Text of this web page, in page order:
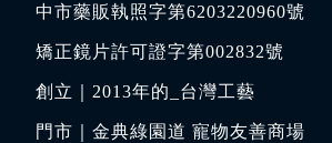
中市藥販執照字第6203220960號
矯正鏡片許可證字第002832號
創立｜2013年的_台灣工藝
門市｜金典綠園道 寵物友善商場